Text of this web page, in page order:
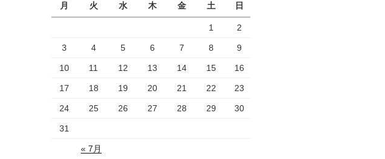
月
火 水 木 金 土 日
1 2
3 4 5 6 7 8 9
10 11 12 13 14 15 16
17 18 19 20 21 22 23
24 25 26 27 28 29 30
31
« 7月